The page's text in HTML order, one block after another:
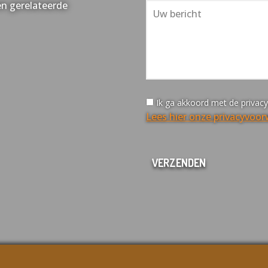
gerelateerde
Ik ga akkoord met de
Lees hier onze